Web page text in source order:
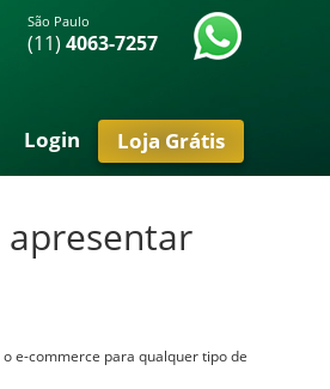
São Paulo
(11) 4063-7257
Login Loja Grátis
e-commerce para qualquer tipo de